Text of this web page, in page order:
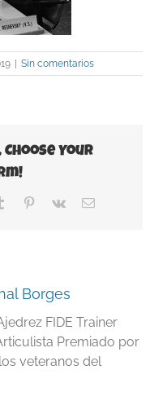
| Sin comentarios
Your
Tumblr Pinterest
Vk
Correo
Borges
FIDE Trainer
Premiado por
veteranos del